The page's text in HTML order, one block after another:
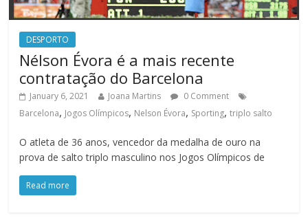
DESPORTO
Nélson Évora é a mais recente
contratação do Barcelona
January 6, 2021 Joana Martins
0 Comment
Barcelona, Jogos Olímpicos, Nelson Évora, Sporting,triplo salto
O atleta de 36 anos, vencedor da medalha de ouro na
prova de salto triplo masculino nos Jogos Olímpicos de
Read more